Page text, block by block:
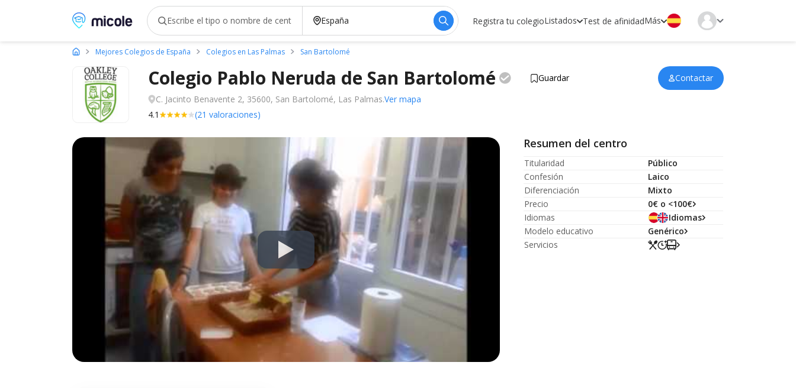
Micole, buscador de colegios Registra tu colegioListados Test de afinidadMás
Mejores Colegios de España Colegios en Las Palmas San Bartolomé
Colegio Pablo Neruda de San Bartolomé Guardar
Contactar
C. Jacinto Benavente 2, 35600, San Bartolomé, Las Palmas.Ver mapa
4.1
(21 valoraciones)
Resumen del centro
Titularidad
Público
Confesión
Laico
Diferenciación
Mixto
Precio
0€ o <100€
Idiomas
Idiomas
Modelo educativo
Genérico
Servicios